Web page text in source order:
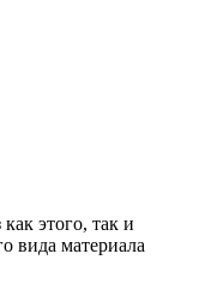
этого, так и
вида материала